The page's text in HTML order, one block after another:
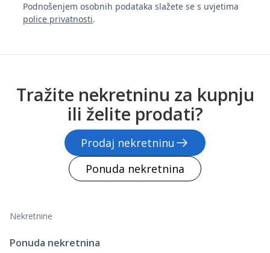
Podnošenjem osobnih podataka slažete se s uvjetima
police privatnosti.
Tražite nekretninu za kupnju
ili želite prodati?
Prodaj nekretninu
Ponuda nekretnina
Nekretnine
Ponuda nekretnina